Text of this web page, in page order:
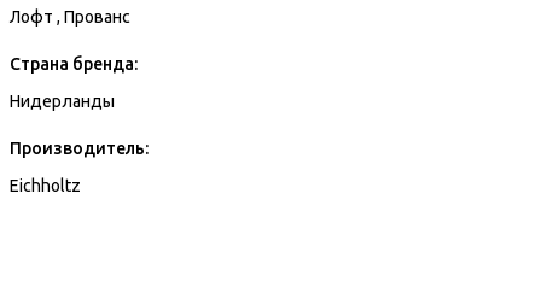
Лофт , Прованс
Страна бренда:
Нидерланды
Производитель:
Eichholtz